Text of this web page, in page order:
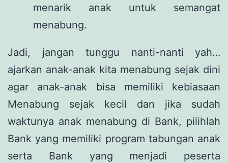
menarik anak untuk semangat
menabung.
Jadi, jangan tunggu nanti-nanti yah…
ajarkan anak-anak kita menabung sejak dini
agar anak-anak bisa memiliki kebiasaan
Menabung sejak kecil dan jika sudah
waktunya anak menabung di Bank, pilihlah
Bank yang memiliki program tabungan anak
serta Bank yang menjadi peserta